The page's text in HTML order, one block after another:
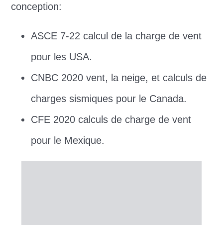
conception:
ASCE 7-22 calcul de la charge de vent
pour les USA.
CNBC 2020 vent, la neige, et calculs de
charges sismiques pour le Canada.
CFE 2020 calculs de charge de vent
pour le Mexique.